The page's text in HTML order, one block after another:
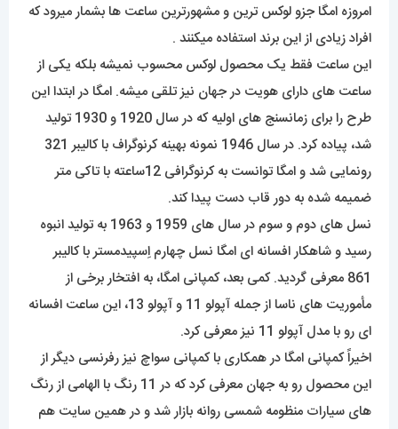
امروزه امگا جزو لوکس ترین و مشهورترین ساعت ها بشمار میرود که
افراد زیادی از این برند استفاده میکنند .
این ساعت فقط یک محصول لوکس محسوب نمیشه بلکه یکی از
ساعت های دارای هویت در جهان نیز تلقی میشه. امگا در ابتدا این
طرح را برای زمانسنج های اولیه که در سال 1920 و 1930 تولید
شد، پیاده کرد. در سال 1946 نمونه بهینه کرنوگراف با کالیبر 321
رونمایی شد و امگا توانست به کرنوگرافی 12ساعته با تاکی متر
ضمیمه شده به دور قاب دست پیدا کند.
نسل های دوم و سوم در سال های 1959 و 1963 به تولید انبوه
رسید و شاهکار افسانه ای امگا نسل چهارم اِسپیدمستر با کالیبر
861 معرفی گردید. کمی بعد، کمپانی امگا، به افتخار برخی از
مأموریت های ناسا از جمله آپولو 11 و آپولو 13، این ساعت افسانه
ای رو با مدل آپولو 11 نیز معرفی کرد.
اخیراً کمپانی امگا در همکاری با کمپانی سواچ نیز رفرنسی دیگر از
این محصول رو به جهان معرفی کرد که در 11 رنگ با الهامی از رنگ
های سیارات منظومه شمسی روانه بازار شد و در همین سایت هم